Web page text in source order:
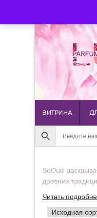
ВИТРИНА
SoOud
древних
Читать